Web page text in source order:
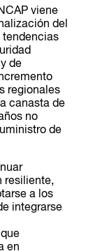
viene
del
tendencias
de
regionales
canasta de
no
de
resiliente,
a los
integrarse
en